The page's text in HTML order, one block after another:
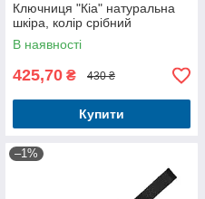
Ключниця "Кіа" натуральна
шкіра, колір срібний
В наявності
425,70 ₴ 430 ₴
Купити
–1%